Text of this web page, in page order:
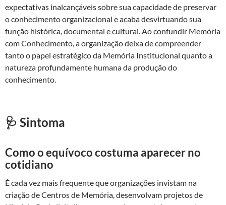
expectativas inalcançáveis sobre sua capacidade de preservar
o conhecimento organizacional e acaba desvirtuando sua
função histórica, documental e cultural. Ao confundir Memória
com Conhecimento, a organização deixa de compreender
tanto o papel estratégico da Memória Institucional quanto a
natureza profundamente humana da produção do
conhecimento.
🩺 Sintoma
Como o equívoco costuma aparecer no
cotidiano
É cada vez mais frequente que organizações invistam na
criação de Centros de Memória, desenvolvam projetos de